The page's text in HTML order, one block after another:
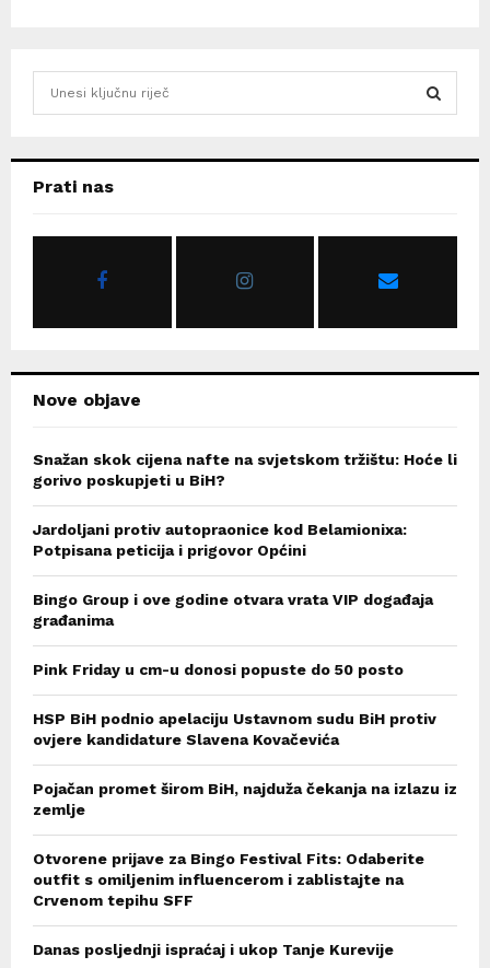
hPrati nas
Nove objave
Snažan skok cijena nafte na svjetskom tržištu: Hoće li
gorivo poskupjeti u BiH?
Jardoljani protiv autopraonice kod Belamionixa:
Potpisana peticija i prigovor Općini
Bingo Group i ove godine otvara vrata VIP događaja
građanima
Pink Friday u cm-u donosi popuste do 50 posto
HSP BiH podnio apelaciju Ustavnom sudu BiH protiv
ovjere kandidature Slavena Kovačevića
Pojačan promet širom BiH, najduža čekanja na izlazu iz
zemlje
Otvorene prijave za Bingo Festival Fits: Odaberite
outfit s omiljenim influencerom i zablistajte na
Crvenom tepihu SFF
Danas posljednji ispraćaj i ukop Tanje Kurevije